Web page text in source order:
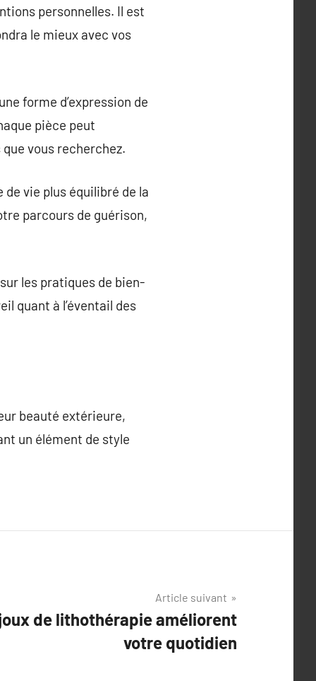
personnelles. Il est
le mieux avec vos
forme d’expression de
pièce peut
vous recherchez.
vie plus équilibré de la
parcours de guérison,
les pratiques de bien-
quant à l’éventail des
beauté extérieure,
un élément de style
Article suivant
de lithothérapie améliorent
votre quotidien